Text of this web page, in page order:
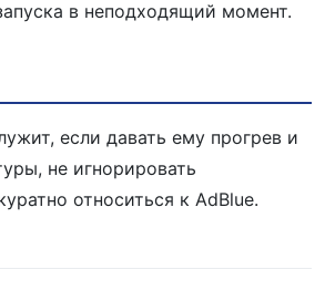
в неподходящий момент.
если давать ему прогрев и
не игнорировать
относиться к AdBlue.